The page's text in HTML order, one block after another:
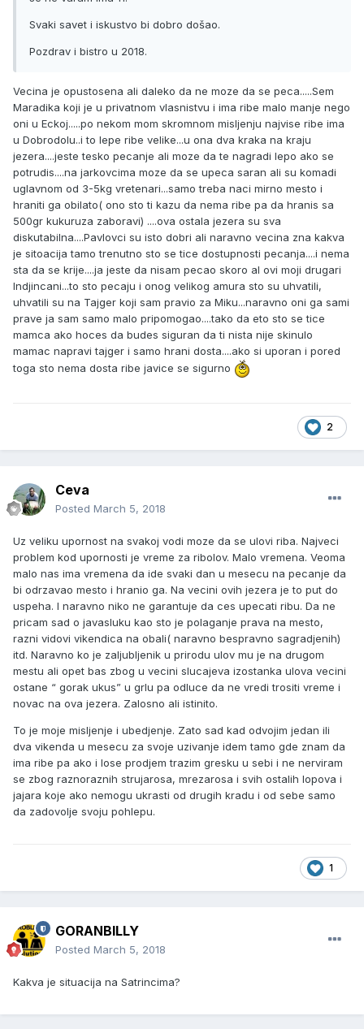
Svaki savet i iskustvo bi dobro došao.
Pozdrav i bistro u 2018.
Vecina je opustosena ali daleko da ne moze da se peca.....Sem
Maradika koji je u privatnom vlasnistvu i ima ribe malo manje nego
oni u Eckoj.....po nekom mom skromnom misljenju najvise ribe ima
u Dobrodolu..i to lepe ribe velike...u ona dva kraka na kraju
jezera....jeste tesko pecanje ali moze da te nagradi lepo ako se
potrudis....na jarkovcima moze da se upeca saran ali su komadi
uglavnom od 3-5kg vretenari...samo treba naci mirno mesto i
hraniti ga obilato( ono sto ti kazu da nema ribe pa da hranis sa
500gr kukuruza zaboravi) ....ova ostala jezera su sva
diskutabilna....Pavlovci su isto dobri ali naravno vecina zna kakva
je sitoacija tamo trenutno sto se tice dostupnosti pecanja....i nema
sta da se krije....ja jeste da nisam pecao skoro al ovi moji drugari
Indjincani...to sto pecaju i onog velikog amura sto su uhvatili,
uhvatili su na Tajger koji sam pravio za Miku...naravno oni ga sami
prave ja sam samo malo pripomogao....tako da eto sto se tice
mamca ako hoces da budes siguran da ti nista nije skinulo
mamac napravi tajger i samo hrani dosta....ako si uporan i pored
toga sto nema dosta ribe javice se sigurno
2
Ceva
Posted March 5, 2018
Uz veliku upornost na svakoj vodi moze da se ulovi riba. Najveci
problem kod upornosti je vreme za ribolov. Malo vremena. Veoma
malo nas ima vremena da ide svaki dan u mesecu na pecanje da
bi odrzavao mesto i hranio ga. Na vecini ovih jezera je to put do
uspeha. I naravno niko ne garantuje da ces upecati ribu. Da ne
pricam sad o javasluku kao sto je polaganje prava na mesto,
razni vidovi vikendica na obali( naravno bespravno sagradjenih)
itd. Naravno ko je zaljubljenik u prirodu ulov mu je na drugom
mestu ali opet bas zbog u vecini slucajeva izostanka ulova vecini
ostane “ gorak ukus” u grlu pa odluce da ne vredi trositi vreme i
novac na ova jezera. Zalosno ali istinito.
To je moje misljenje i ubedjenje. Zato sad kad odvojim jedan ili
dva vikenda u mesecu za svoje uzivanje idem tamo gde znam da
ima ribe pa ako i lose prodjem trazim gresku u sebi i ne nerviram
se zbog raznoraznih strujarosa, mrezarosa i svih ostalih lopova i
jajara koje ako nemogu ukrasti od drugih kradu i od sebe samo
da zadovolje svoju pohlepu.
1
GORANBILLY
Posted March 5, 2018
Kakva je situacija na Satrincima?